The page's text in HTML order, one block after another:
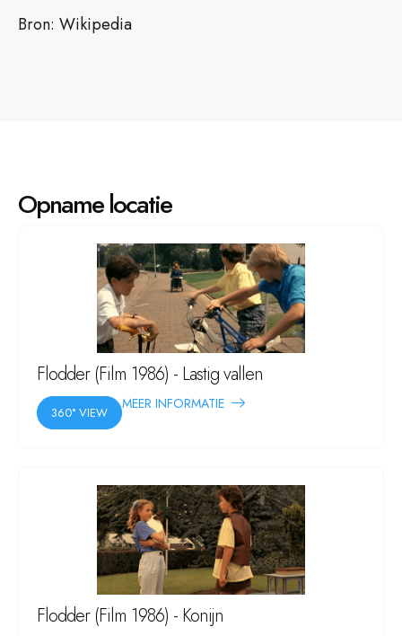
Bron: Wikipedia
Opname locatie
Flodder (Film 1986) - Lastig vallen
360° VIEW
MEER INFORMATIE
Flodder (Film 1986) - Konijn